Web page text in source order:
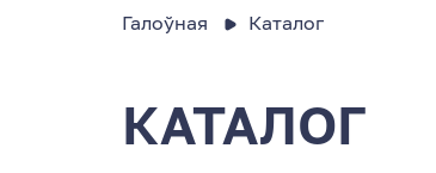
Галоўная Каталог
КАТАЛОГ